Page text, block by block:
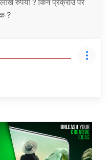
रुपैयाँ ? किन प्रक्राउ परे
?